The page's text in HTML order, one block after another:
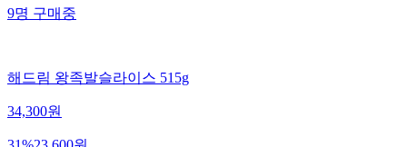
9명구매중
해드림 왕족발슬라이스 515g
34,300원